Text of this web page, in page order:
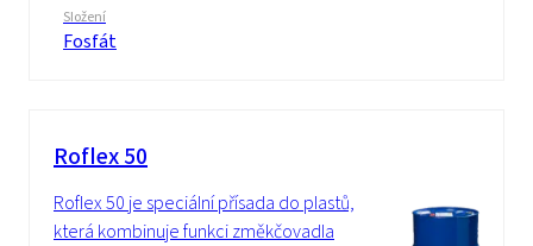
Složení
Fosfát
Roflex 50
Roflex 50 je speciální přísada do plastů,
která kombinuje funkci změkčovadla